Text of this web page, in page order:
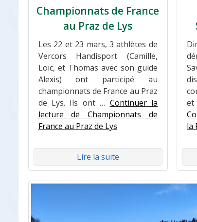
Championnats de France
au Praz de Lys
Les 22 et 23 mars, 3 athlètes de
Vercors Handisport (Camille,
Loïc, et Thomas avec son guide
Alexis) ont participé au
championnats de France au Praz
de Lys. Ils ont … Continuer la
lecture de Championnats de
France au Praz de Lys
Lire la suite
la